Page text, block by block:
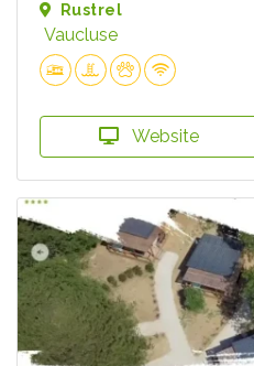
Rustrel
Vaucluse
Website